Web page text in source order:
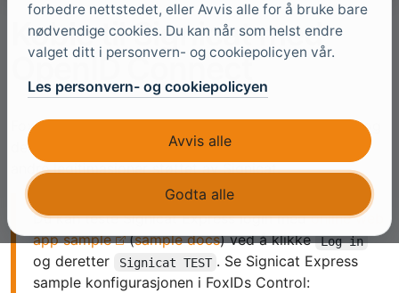
Koble til Signicat med
OpenID Connect
FoxIDs kan kobles til Signicat med OpenID Connect og
dermed autentisere sluttbrukere med MitID og alle
andre legitimasjoner støttet av Signicat.
Du kan teste Signicat Express login medonline web
app sample
(sample docs) ved å klikke Log in
og deretter Signicat TEST . Se Signicat Express
sample konfigurasjonen i FoxIDs Control:
forbedre nettstedet, eller Avvis alle for å bruke bare
nødvendige cookies. Du kan når som helst endre
valget ditt i personvern- og cookiepolicyen vår.
Les personvern- og cookiepolicyen
Avvis alle
Godta alle